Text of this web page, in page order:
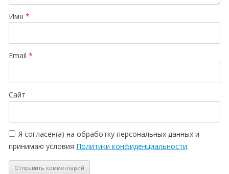
Имя *
Email *
Сайт
Я согласен(а) на обработку персональных данных и
принимаю условия Политики конфиденциальности.